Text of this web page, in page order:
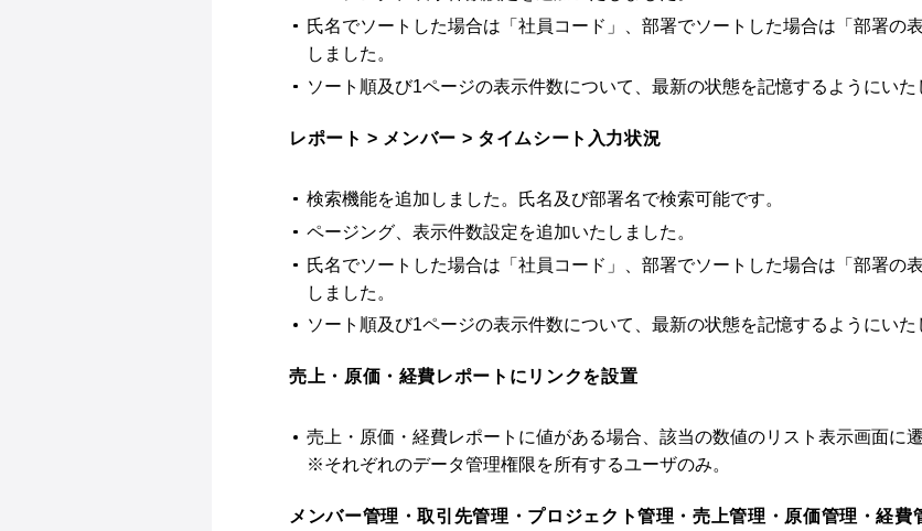
氏名でソートした場合は「社員コード」、部署でソートした場合は「部署の
しました。
ソート順及び1ページの表示件数について、最新の状態を記憶するようにいた
レポート > メンバー > タイムシート入力状況
検索機能を追加しました。氏名及び部署名で検索可能です。
ページング、表示件数設定を追加いたしました。
氏名でソートした場合は「社員コード」、部署でソートした場合は「部署の
しました。
ソート順及び1ページの表示件数について、最新の状態を記憶するようにいた
売上・原価・経費レポートにリンクを設置
売上・原価・経費レポートに値がある場合、該当の数値のリスト表示画面に
※それぞれのデータ管理権限を所有するユーザのみ。
メンバー管理・取引先管理・プロジェクト管理・売上管理・原価管理・経費